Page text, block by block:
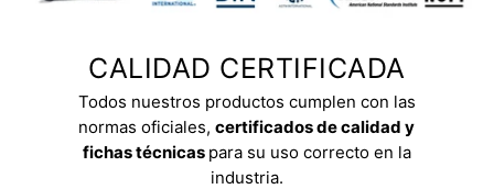
CALIDAD CERTIFICADA
Todos nuestros productos cumplen con las
normas oficiales,certificados de calidad y
fichas técnicas para su uso correcto en la
industria.